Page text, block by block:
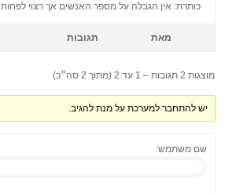
כותרת: אין הגבלה על מספר האנשים אך רצוי לפחות 3
מאת תגובות
מוצגות 2 תגובות – 1 עד 2 (מתוך 2 סה״כ)
יש להתחבר למערכת על מנת להגיב.
שם משתמש: